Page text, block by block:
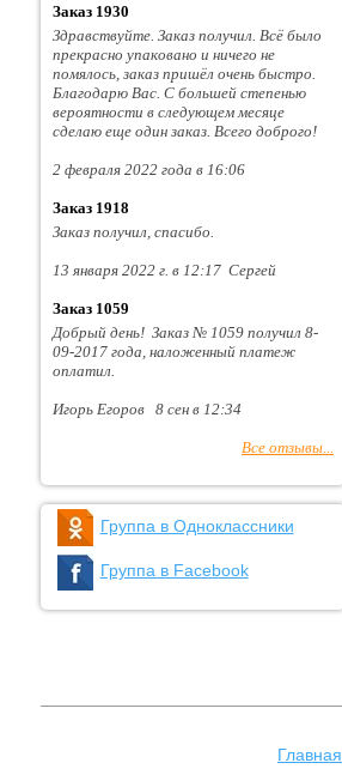
Заказ 1930
Здравствуйте. Заказ получил. Всё было
прекрасно упаковано и ничего не
помялось, заказ пришёл очень быстро.
Благодарю Вас. С большей степенью
вероятности в следующем месяце
сделаю еще один заказ. Всего доброго!
2 февраля 2022 года в 16:06
Заказ 1918
Заказ получил, спасибо.
13 января 2022 г. в 12:17 Сергей
Заказ 1059
Добрый день! Заказ № 1059 получил 8-
09-2017 года, наложенный платеж
оплатил.
Игорь Егоров 8 сен в 12:34
Все отзывы...
Группа в Одноклассники
Группа в Facebook
Главная